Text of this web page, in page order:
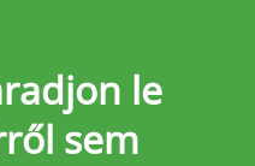
le
sem